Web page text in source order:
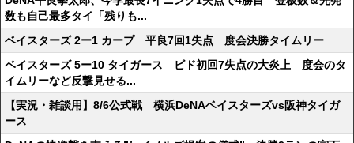
数も自己最多タイ「残りも...
ベイスターズ 2ー1 カープ 平良7回1失点 度会決勝タイムリー
ベイスターズ 5ー10 タイガース ビド初回7失点の大炎上 度会のタ
イムリーなど反撃見せる...
【実況・雑談用】8/6公式戦 横浜DeNAベイスターズvs阪神タイガ
ース